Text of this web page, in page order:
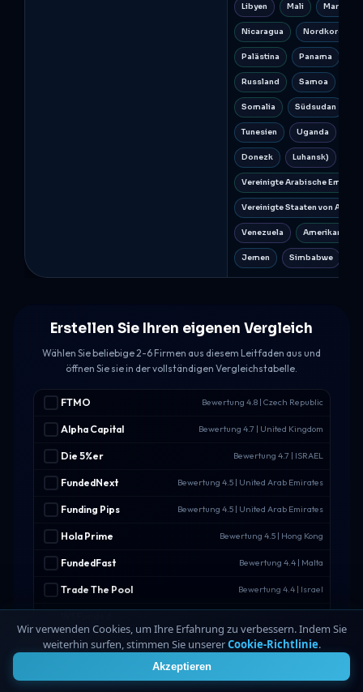
Libyen Mali Marokko
Nicaragua Nordkorea
Palästina Panama
Russland Samoa
Somalia Südsudan
Tunesien Uganda
Donezk Luhansk)
Vereinigte Arabische Emirate
Vereinigte Staaten von
Venezuela
Jemen Simbabwe
Erstellen Sie Ihren eigenen Vergleich
Wählen Sie beliebige 2-6 Firmen aus diesem Leitfaden aus und
öffnen Sie sie in der vollständigen Vergleichstabelle.
FTMO Bewertung 4.8 | Czech Republic
Alpha Capital Bewertung 4.7 | United Kingdom
Die 5%er Bewertung 4.7 | ISRAEL
FundedNext Bewertung 4.5 | United Arab Emirates
Funding Pips Bewertung 4.5 | United Arab Emirates
Hola Prime Bewertung 4.5 | Hong Kong
FundedFast Bewertung 4.4 | Malta
Trade The Pool Bewertung 4.4 | Israel
FXIFY Bewertung 4.3 | Malaysia
Wir verwenden Cookies, um Ihre Erfahrung zu verbessern. Indem Sie
weiterhin surfen, stimmen Sie unsererCookie-Richtlinie.
Akzeptieren
4